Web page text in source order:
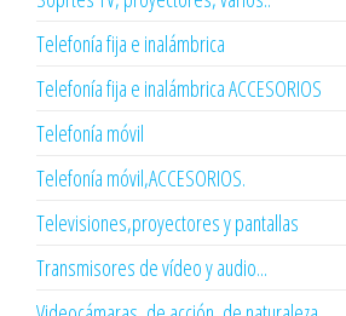
Telefonía fija e inalámbrica
Telefonía fija e inalámbrica ACCESORIOS
Telefonía móvil
Telefonía móvil,ACCESORIOS.
Televisiones,proyectores y pantallas
Transmisores de vídeo y audio...